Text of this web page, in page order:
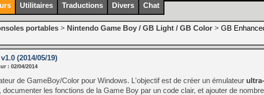
[Mo5] DOOM arrive en
[GK] Bethesda fête les 30
[GK] Roblox : l'action en
[GK] Agenda - GeForce
Utilitaires Traductions Divers Chat
portables > Nintendo Game Boy / GB Light / GB Color > GB
(2014/05/19)
: 02/04/2014
de GameBoy/Color pour Windows. L'objectif est de créer un émulateur
documenter les fonctions de la Game Boy par un code clair, et ajouter de